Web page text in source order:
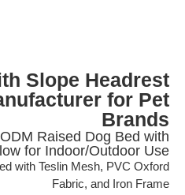
Slope Headrest
for Pet
Brands
Raised Dog Bed with
for Indoor/Outdoor Use
with Teslin Mesh, PVC Oxford
Fabric, and Iron Frame